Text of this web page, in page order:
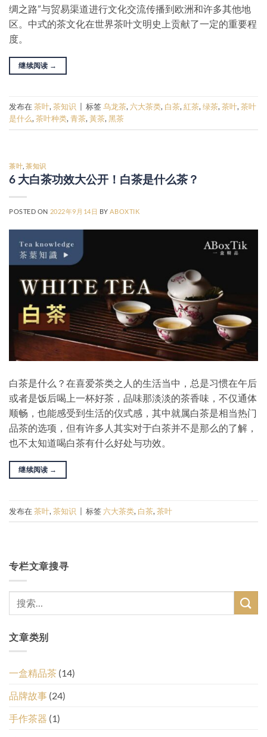
绸之路”与贸易渠道进行文化交流传播到欧洲和许多其他地
区。中式的茶文化在世界茶叶文明史上贡献了一定的重要程
度。
继续阅读 →
发布在茶叶,茶知识 标签乌龙茶, 六大茶类, 白茶,紅茶,绿茶,茶叶,茶叶
是什么,茶叶种类,青茶,黃茶,黑茶
茶叶 ,茶知识
6 大白茶功效大公开！白茶是什么茶？
POSTED ON 2022年9月14日 BYABOXTIK
白茶是什么？在喜爱茶类之人的生活当中，总是习惯在午后
或者是饭后喝上一杯好茶，品味那淡淡的茶香味，不仅通体
顺畅，也能感受到生活的仪式感，其中就属白茶是相当热门
品茶的选项，但有许多人其实对于白茶并不是那么的了解，
也不太知道喝白茶有什么好处与功效。
继续阅读 →
发布在茶叶, 茶知识 | 标签 六大茶类, 白茶, 茶叶
专栏文章搜寻
文章类别
一盒精品茶 (14)
品牌故事 (24)
手作茶器 (1)